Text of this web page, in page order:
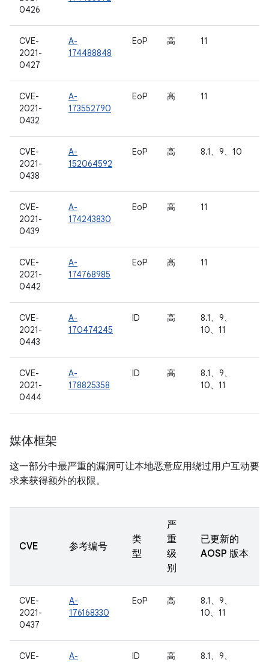
0426
CVE-
2021-
0427
A-
174488848
EoP 高 11
CVE-
2021-
0432
A-
173552790
EoP 高 11
CVE-
2021-
0438
A-
152064592
EoP 高 8.1、9、10
CVE-
2021-
0439
A-
174243830
EoP 高 11
CVE-
2021-
0442
A-
174768985
EoP 高 11
CVE-
2021-
0443
A-
170474245
ID 高
8.1、9、
10、11
CVE-
2021-
0444
A-
178825358
ID 高
8.1、9、
10、11
媒体框架
这一部分中最严重的漏洞可让本地恶意应用绕过用户互动要
求来获得额外的权限。
CVE 参考编号
类
型
严
重
级
别
已更新的
AOSP 版本
CVE-
2021-
0437
A-
176168330
EoP 高
8.1、9、
10、11
CVE-
A-
ID 高
8.1、9、